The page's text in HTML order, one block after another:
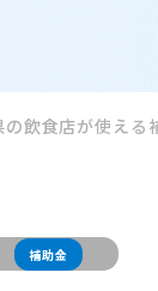
の飲食店が使える
補助金